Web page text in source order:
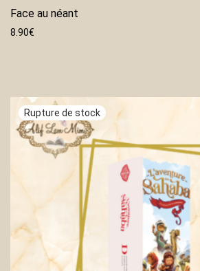
Face au néant
8.90€